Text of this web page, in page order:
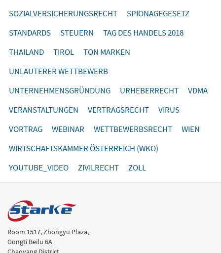
SOZIALVERSICHERUNGSRECHT
SPIONAGEGESETZ
STANDARDS
STEUERN
TAG DES HANDELS 2018
THAILAND
TIROL
TON MARKEN
UNLAUTERER WETTBEWERB
UNTERNEHMENSGRÜNDUNG
URHEBERRECHT
VDMA
VERANSTALTUNGEN
VERTRAGSRECHT
VIRUS
VORTRAG
WEBINAR WETTBEWERBSRECHT
WIEN
WIRTSCHAFTSKAMMER ÖSTERREICH (WKO)
YOUTUBE_VIDEO
ZIVILRECHT ZOLL
Room 1517, Zhongyu Plaza,
Gongti Beilu 6A